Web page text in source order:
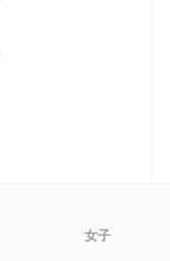
女子